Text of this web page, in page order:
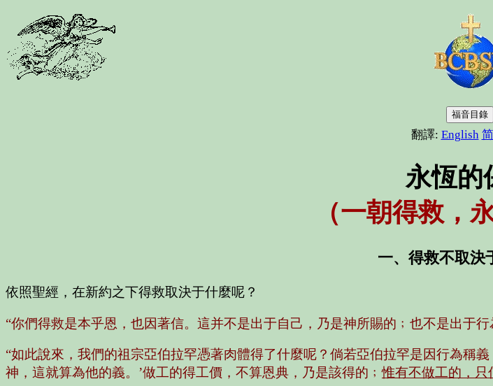
福音目錄
翻譯: English
永恆的
（一朝得救，
一、得救不取決
依照聖經，在新約之下得救取決于什麼呢？
“你們得救是本乎恩，也因著信。這并不是出于自己，乃是神所賜的﹔也不是出于
“如此說來，我們的祖宗亞伯拉罕憑著肉體得了什麼呢？倘若亞伯拉罕是因行為稱
神，這就算為他的義。’做工的得工價，不算恩典，乃是該得的﹔惟有不做工的，只